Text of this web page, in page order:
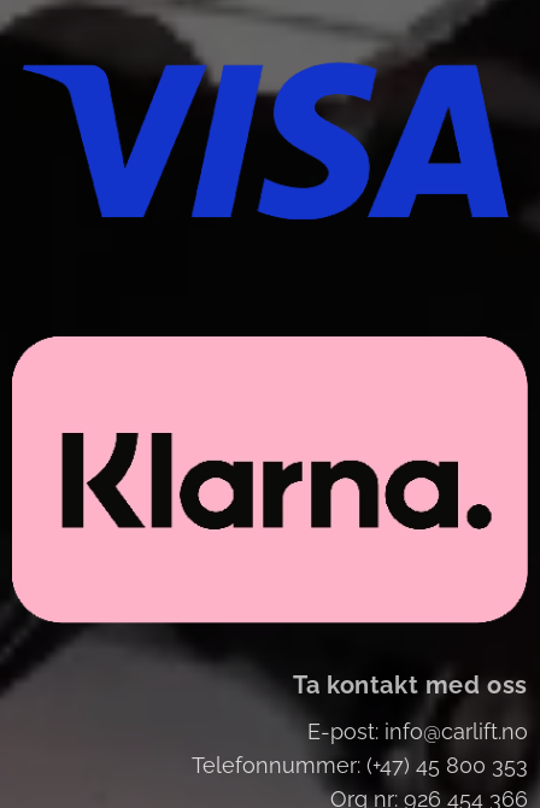
Ta kontakt med oss
E-post: info@carlift.no
Telefonnummer: (+47) 45 800 353
Org nr: 926 454 366